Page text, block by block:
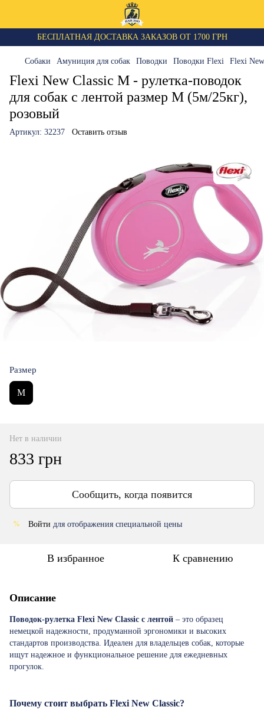
БЕСПЛАТНАЯ ДОСТАВКА ЗАКАЗОВ ОТ 1700 ГРН
Собаки Амуниция для собак Поводки Поводки Flexi Flexi
Flexi New Classic M - рулетка-поводок
для собак с лентой размер M (5м/25кг),
розовый
Артикул: 32237 Оставить отзыв
Размер
M
Нет в наличии
833 грн
Сообщить, когда появится
% Войти для отображения специальной цены
В избранное К сравнению
Описание
Поводок-рулетка Flexi New Classic с лентой – это образец
немецкой надежности, продуманной эргономики и высоких
стандартов производства. Идеален для владельцев собак, которые
ищут надежное и функциональное решение для ежедневных
прогулок.
Почему стоит выбрать Flexi New Classic?